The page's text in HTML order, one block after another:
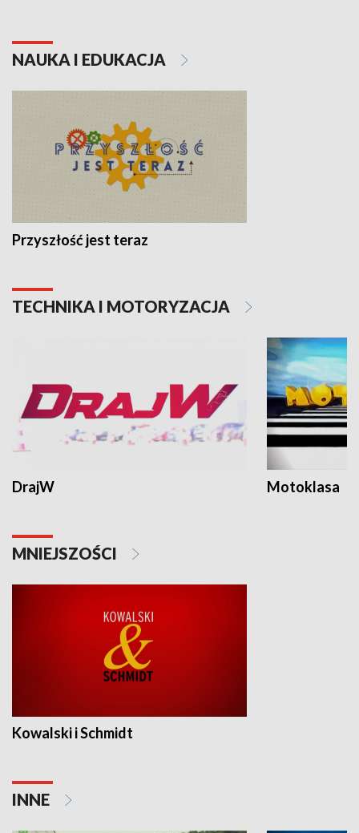
NAUKA I EDUKACJA
Przyszłość jest teraz
TECHNIKA I MOTORYZACJA
DrajW Motoklasa
MNIEJSZOŚCI
Kowalski i Schmidt
INNE